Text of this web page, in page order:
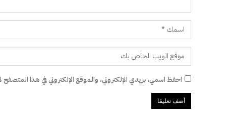
احفظ اسمي، بريدي الإلكتروني، والموقع الإلكتروني في هذا المتصفح